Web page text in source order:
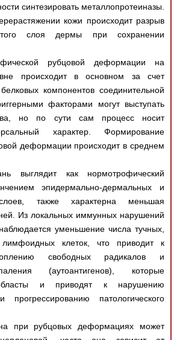
синтезировать металлопротеиназы.
кожи происходит разрыв
слоя дермы при сохранении
рубцовой деформации на
происходит в основном за счет
компонентов соединительной
факторами могут выступать
но по сути сам процесс носит
характер. Формирование
деформации происходит в среднем
выглядит как нормотрофический
эпидермально-дермальных и
также характерна меньшая
Из локальных иммунных нарушений
уменьшение числа тучных,
лимфоидных клеток, что приводит к
свободных радикалов и
(аутоантигенов), которые
и приводят к нарушению
прогрессированию патологического
при рубцовых деформациях может